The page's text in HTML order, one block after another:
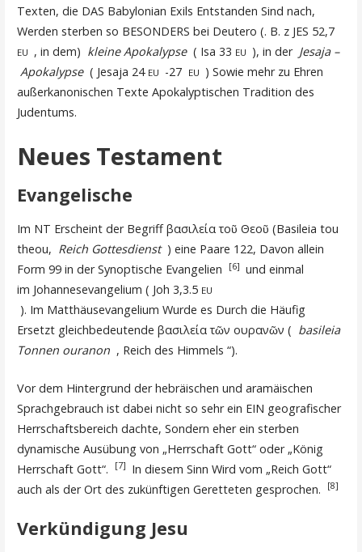
Texten, die DAS Babylonian Exils Entstanden Sind nach,
Werden sterben so BESONDERS bei Deutero (. B. z JES 52,7
EU , in dem) kleine Apokalypse ( Isa 33 EU ), in der Jesaja –
Apokalypse ( Jesaja 24 EU -27 EU ) Sowie mehr zu Ehren
außerkanonischen Texte Apokalyptischen Tradition des
Judentums.
Neues Testament
Evangelische
Im NT Erscheint der Begriff βασιλεία τοῦ Θεοῦ (Basileia tou
theou, Reich Gottesdienst ) eine Paare 122, Davon allein
Form 99 in der Synoptische Evangelien
[6] und einmal
im Johannesevangelium ( Joh 3,3.5 EU
). Im Matthäusevangelium Wurde es Durch die Häufig
Ersetzt gleichbedeutende βασιλεία τῶν ουρανῶν ( basileia
Tonnen ouranon , Reich des Himmels “).
Vor dem Hintergrund der hebräischen und aramäischen
Sprachgebrauch ist dabei nicht so sehr ein EIN geografischer
Herrschaftsbereich dachte, Sondern eher ein sterben
dynamische Ausübung von „Herrschaft Gott“ oder „König
Herrschaft Gott“.
[7] In diesem Sinn Wird vom „Reich Gott“
auch als der Ort des zukünftigen Geretteten gesprochen.
[8]
Verkündigung Jesu